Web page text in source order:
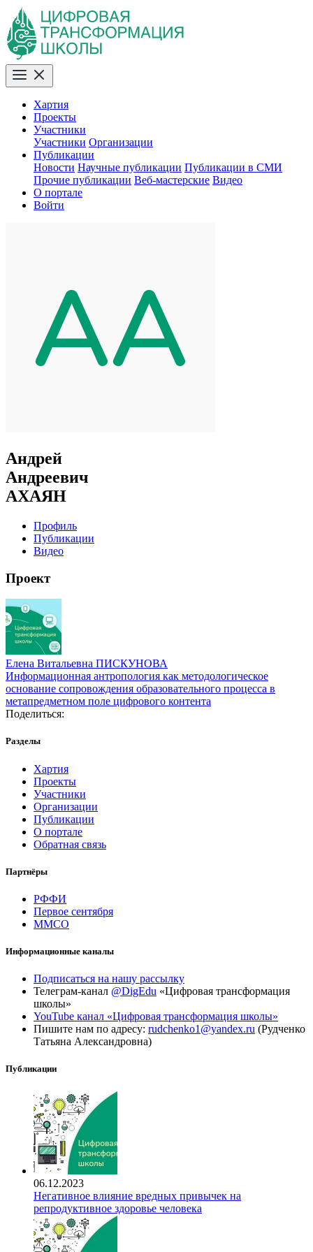
Хартия
Проекты
Участники
Участники Организации
Публикации
Новости Научные публикации Публикации в СМИ
Прочие публикации Веб-мастерские Видео
О портале
Войти
Андрей
Андреевич
АХАЯН
Профиль
Публикации
Видео
Проект
Елена Витальевна ПИСКУНОВА
Информационная антропология как методологическое
основание сопровождения образовательного процесса в
метапредметном поле цифрового контента
Поделиться:
Разделы
Хартия
Проекты
Участники
Организации
Публикации
О портале
Обратная связь
Партнёры
РФФИ
Первое сентября
ММСО
Информационные каналы
Подписаться на нашу рассылку
Телеграм-канал @DigEdu «Цифровая трансформация
школы»
YouTube канал «Цифровая трансформация школы»
Пишите нам по адресу: rudchenko1@yandex.ru (Рудченко
Татьяна Александровна)
Публикации
06.12.2023
Негативное влияние вредных привычек на
репродуктивное здоровье человека